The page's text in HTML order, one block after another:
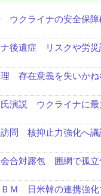
ウクライナの安全保障
ナ後遺症 リスクや労
理 存在意義を失いかね
氏演説 ウクライナに
訪問 核抑止力強化へ議
会合対露包 囲網で孤立
ＢＭ 日米韓の連携強化